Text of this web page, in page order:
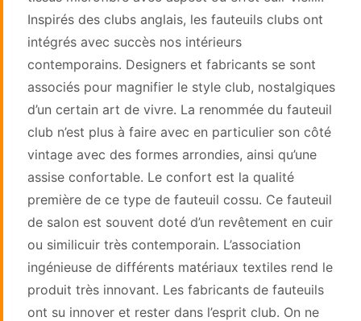
Inspirés des clubs anglais, les fauteuils clubs ont
intégrés avec succès nos intérieurs
contemporains. Designers et fabricants se sont
associés pour magnifier le style club, nostalgiques
d’un certain art de vivre. La renommée du fauteuil
club n’est plus à faire avec en particulier son côté
vintage avec des formes arrondies, ainsi qu’une
assise confortable. Le confort est la qualité
première de ce type de fauteuil cossu. Ce fauteuil
de salon est souvent doté d’un revêtement en cuir
ou similicuir très contemporain. L’association
ingénieuse de différents matériaux textiles rend le
produit très innovant. Les fabricants de fauteuils
ont su innover et rester dans l’esprit club. On ne